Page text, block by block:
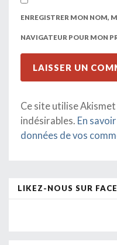
ENREGISTRER MON NOM,
NAVIGATEUR POUR MON
Ce site utilise
indésirables. En
données de vos
LIKEZ-NOUS SUR